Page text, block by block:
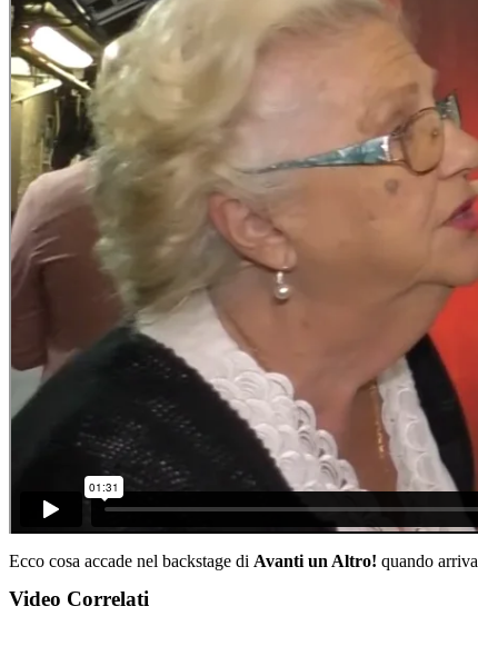
Ecco cosa accade nel backstage di Avanti un Altro! quando arriva
Video Correlati